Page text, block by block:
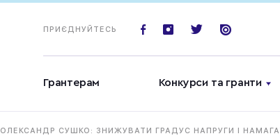
ПРИЄДНУЙТЕСЬ
Грантерам Конкурси та гранти
ОЛЕКСАНДР СУШКО: ЗНИЖУВАТИ ГРАДУС НАПРУГИ І